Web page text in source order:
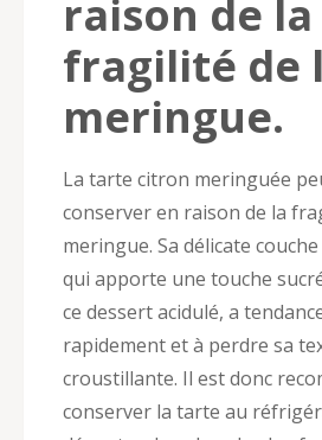
raison de la
fragilité de
meringue.
La tarte citron meringuée
conserver en raison de la
meringue. Sa délicate
qui apporte une touche
ce dessert acidulé, a
rapidement et à perdre sa
croustillante. Il est donc
conserver la tarte au